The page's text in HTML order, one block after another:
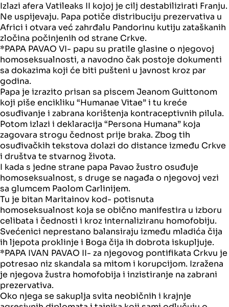
Izlazi afera Vatileaks II kojoj je cilj destabilizirati Franju.
Ne uspijevaju. Papa potiče distribuciju prezervativa u
Africi i otvara već zahrđalu Pandorinu kutiju zataškanih
zločina počinjenih od strane Crkve.
*PAPA PAVAO VI- papu su pratile glasine o njegovoj
homoseksualnosti, a navodno čak postoje dokumenti
sa dokazima koji će biti pušteni u javnost kroz par
godina.
Papa je izrazito prisan sa piscem Jeanom Guittonom
koji piše encikliku “Humanae Vitae” i tu kreće
osuđivanje i zabrana korištenja kontraceptivnih pilula.
Potom izlazi i deklaracija “Persona Humana” koja
zagovara strogu čednost prije braka. Zbog tih
osuđivačkih tekstova dolazi do distance između Crkve
i društva te stvarnog života.
I kada s jedne strane papa Pavao žustro osuđuje
homoseksualnost, s druge se nagađa o njegovoj vezi
sa glumcem Paolom Carlinijem.
Tu je bitan Maritainov kod- potisnuta
homoseksualnost koja se obično manifestira u izboru
celibata i čednosti i kroz internaliziranu homofobiju.
Svećenici neprestano balansiraju između mladića čija
ih ljepota proklinje i Boga čija ih dobrota iskupljuje.
*PAPA IVAN PAVAO II- za njegovog pontifikata Crkvu je
potresao niz skandala sa mitom i korupcijom. Izražena
je njegova žustra homofobija i inzistiranje na zabrani
prezervativa.
Oko njega se sakuplja svita neobičnih i krajnje